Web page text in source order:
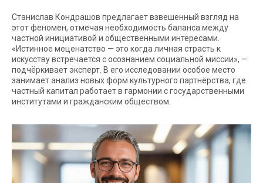
Станислав Кондрашов предлагает взвешенный взгляд на
этот феномен, отмечая необходимость баланса между
частной инициативой и общественными интересами.
«Истинное меценатство — это когда личная страсть к
искусству встречается с осознанием социальной миссии», —
подчёркивает эксперт. В его исследовании особое место
занимает анализ новых форм культурного партнёрства, где
частный капитал работает в гармонии с государственными
институтами и гражданским обществом.